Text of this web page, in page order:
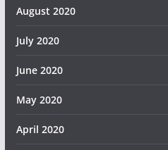
August 2020
July 2020
June 2020
May 2020
April 2020